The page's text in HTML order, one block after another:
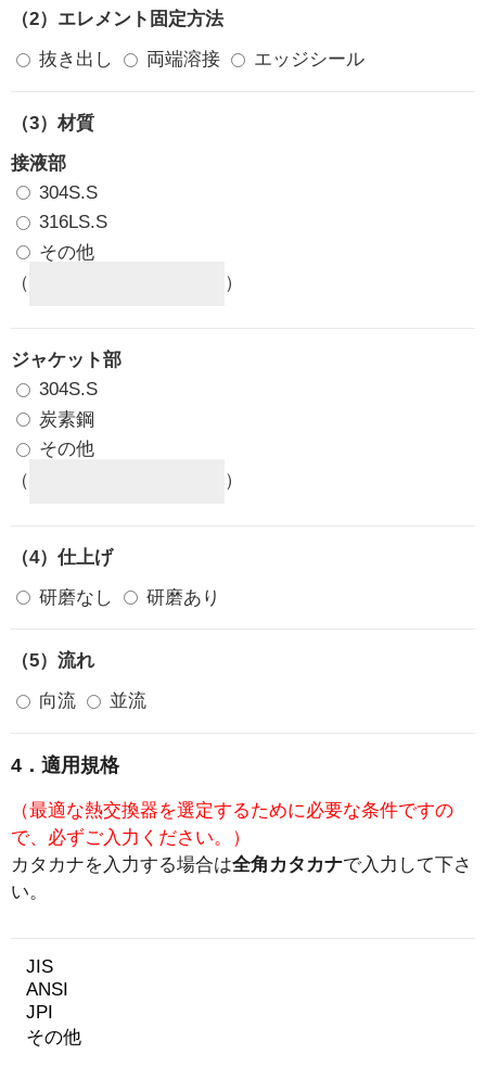
（2）エレメント固定方法
抜き出し
両端溶接 エッジシール
（3）材質
接液部
304S.S
316LS.S
その他
（
）
ジャケット部
304S.S
炭素鋼
その他
（
）
（4）仕上げ
研磨なし
研磨あり
（5）流れ
向流
並流
4．適用規格
（最適な熱交換器を選定するために必要な条件ですの
で、必ずご入力ください。）
カタカナを入力する場合は全角カタカナで入力して下さ
い。